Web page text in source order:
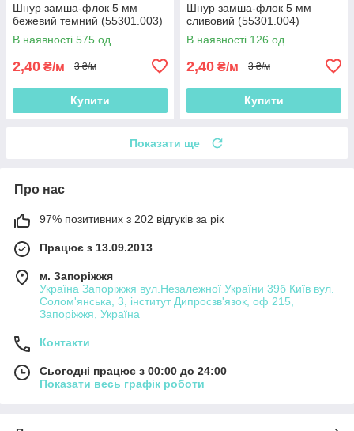
Шнур замша-флок 5 мм
бежевий темний (55301.003)
В наявності 575 од.
2,40 ₴/м 3 ₴/м
Купити
Шнур замша-флок 5 мм
сливовий (55301.004)
В наявності 126 од.
2,40 ₴/м 3 ₴/м
Купити
Показати ще
Про нас
97% позитивних з 202 відгуків за рік
Працює з 13.09.2013
м. Запоріжжя
Україна Запоріжжя вул.Незалежної України 39б Київ вул.
Солом'янська, 3, інститут Дипросзв'язок, оф 215,
Запоріжжя, Україна
Контакти
Сьогодні працює з 00:00 до 24:00
Показати весь графік роботи